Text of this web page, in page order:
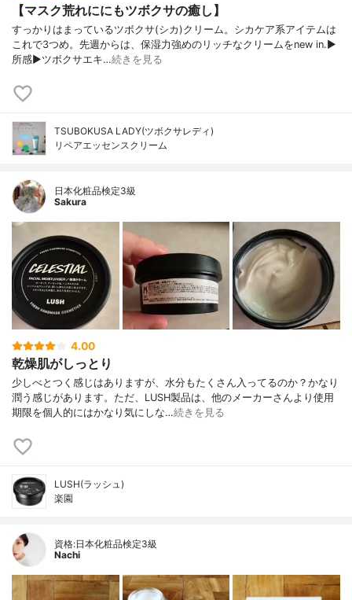
【マスク荒れににもツボクサの癒し】
すっかりはまっているツボクサ(シカ)クリーム。シカケア系アイテムは
これで3つめ。先週からは、保湿力強めのリッチなクリームをnew in.▶︎
所感▶︎ツボクサエキ…続きを見る
TSUBOKUSA LADY(ツボクサレディ)
リペアエッセンスクリーム
日本化粧品検定3級
Sakura
4.00
乾燥肌がしっとり
少しべとつく感じはありますが、水分もたくさん入ってるのか？かなり
潤う感じがあります。ただ、LUSH製品は、他のメーカーさんより使用
期限を個人的にはかなり気にしな…続きを見る
LUSH(ラッシュ)
楽園
資格:日本化粧品検定3級
Nachi